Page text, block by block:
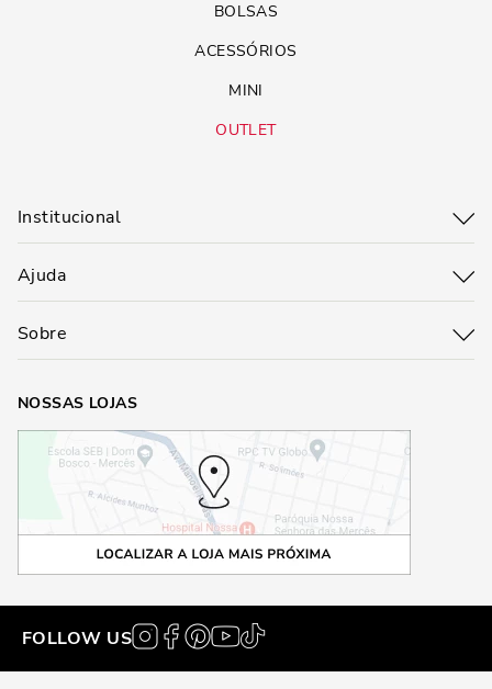
BOLSAS
ACESSÓRIOS
MINI
OUTLET
Institucional
Ajuda
Sobre
NOSSAS LOJAS
FOLLOW US